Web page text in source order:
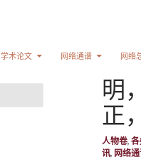
学术论文 网络通谱 网络
明
正
人物卷,
讯, 网络